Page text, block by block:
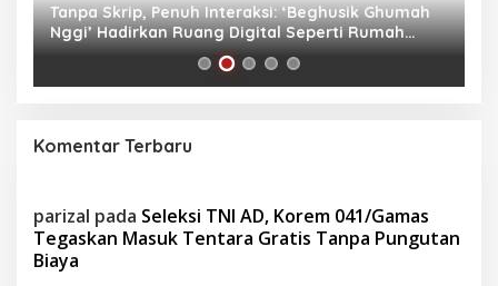
Tanpa Skrip, Penuh Interaksi: ‘Beghusik Ghumah
Nggi’ Hadirkan Ruang Digital Seperti Rumah
Sendiri
Komentar Terbaru
parizal pada Seleksi TNI AD, Korem 041/Gamas
Tegaskan Masuk Tentara Gratis Tanpa Pungutan
Biaya